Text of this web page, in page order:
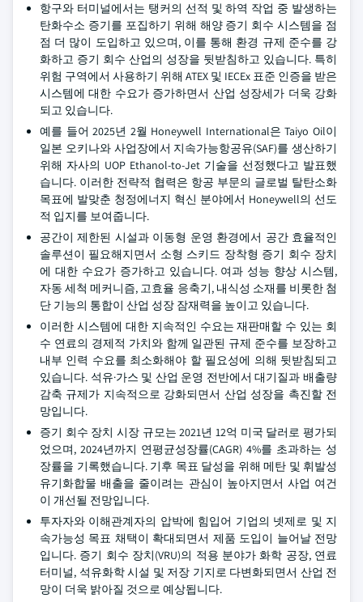
항구와 터미널에서는 탱커의 선적 및 하역 작업 중 발생하는
탄화수소 증기를 포집하기 위해 해양 증기 회수 시스템을 점
점 더 많이 도입하고 있으며, 이를 통해 환경 규제 준수를 강
화하고 증기 회수 산업의 성장을 뒷받침하고 있습니다. 특히
위험 구역에서 사용하기 위해 ATEX 및 IECEx 표준 인증을 받은
시스템에 대한 수요가 증가하면서 산업 성장세가 더욱 강화
되고 있습니다.
예를 들어 2025년 2월 Honeywell International은 Taiyo Oil이
일본 오키나와 사업장에서 지속가능항공유(SAF)를 생산하기
위해 자사의 UOP Ethanol-to-Jet 기술을 선정했다고 발표했
습니다. 이러한 전략적 협력은 항공 부문의 글로벌 탈탄소화
목표에 발맞춘 청정에너지 혁신 분야에서 Honeywell의 선도
적 입지를 보여줍니다.
공간이 제한된 시설과 이동형 운영 환경에서 공간 효율적인
솔루션이 필요해지면서 소형 스키드 장착형 증기 회수 장치
에 대한 수요가 증가하고 있습니다. 여과 성능 향상 시스템,
자동 세척 메커니즘, 고효율 응축기, 내식성 소재를 비롯한 첨
단 기능의 통합이 산업 성장 잠재력을 높이고 있습니다.
이러한 시스템에 대한 지속적인 수요는 재판매할 수 있는 회
수 연료의 경제적 가치와 함께 일관된 규제 준수를 보장하고
내부 인력 수요를 최소화해야 할 필요성에 의해 뒷받침되고
있습니다. 석유·가스 및 산업 운영 전반에서 대기질과 배출량
감축 규제가 지속적으로 강화되면서 산업 성장을 촉진할 전
망입니다.
증기 회수 장치 시장 규모는 2021년 12억 미국 달러로 평가되
었으며, 2024년까지 연평균성장률(CAGR) 4%를 초과하는 성
장률을 기록했습니다. 기후 목표 달성을 위해 메탄 및 휘발성
유기화합물 배출을 줄이려는 관심이 높아지면서 사업 여건
이 개선될 전망입니다.
투자자와 이해관계자의 압박에 힘입어 기업의 넷제로 및 지
속가능성 목표 채택이 확대되면서 제품 도입이 늘어날 전망
입니다. 증기 회수 장치(VRU)의 적용 분야가 화학 공장, 연료
터미널, 석유화학 시설 및 저장 기지로 다변화되면서 산업 전
망이 더욱 밝아질 것으로 예상됩니다.